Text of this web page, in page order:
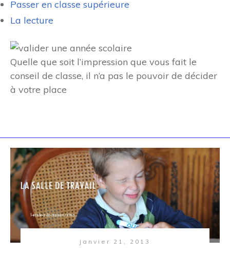
Passer en classe supérieure
La lecture
Quelle que soit l’impression que vous fait le
conseil de classe, il n’a pas le pouvoir de décider
à votre place
janvier 21, 2013